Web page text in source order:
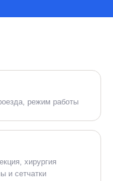
режим работы
хирургия
и сетчатки